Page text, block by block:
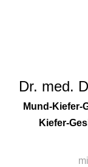
Dr. med.
Mund-Kiefer-
Kiefer-